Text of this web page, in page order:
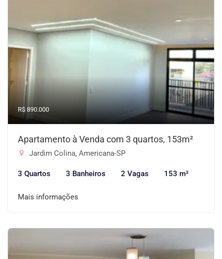
R$ 890.000
Apartamento à Venda com 3 quartos, 153m²
Jardim Colina, Americana-SP
3 Quartos 3 Banheiros 2 Vagas 153 m²
Mais informações